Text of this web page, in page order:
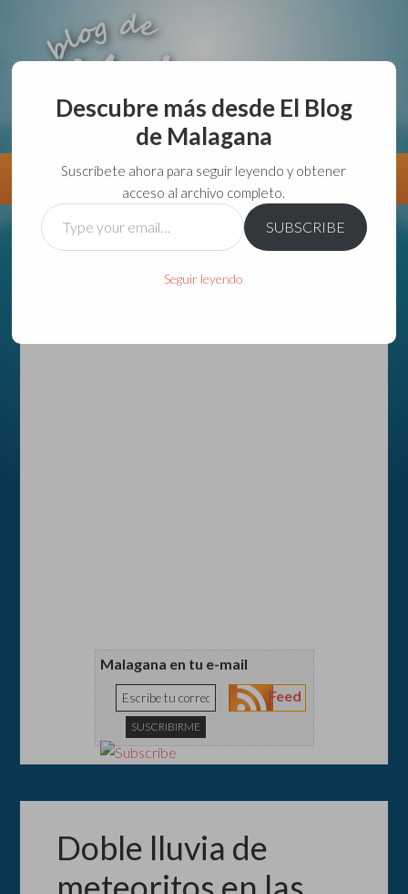
aunque lo haga de malas lo hago....
Información Directorio VivirGuadalajara
Malagana en tu e-mail
Feed
Doble lluvia de
Descubre más desde El Blog
de Malagana
Suscríbete ahora para seguir leyendo y obtener
acceso al archivo completo.
Type
your
SUBSCRIBE
Seguir leyendo